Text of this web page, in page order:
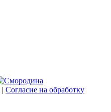
| Согласие на обработку